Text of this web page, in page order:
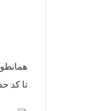
تا کد